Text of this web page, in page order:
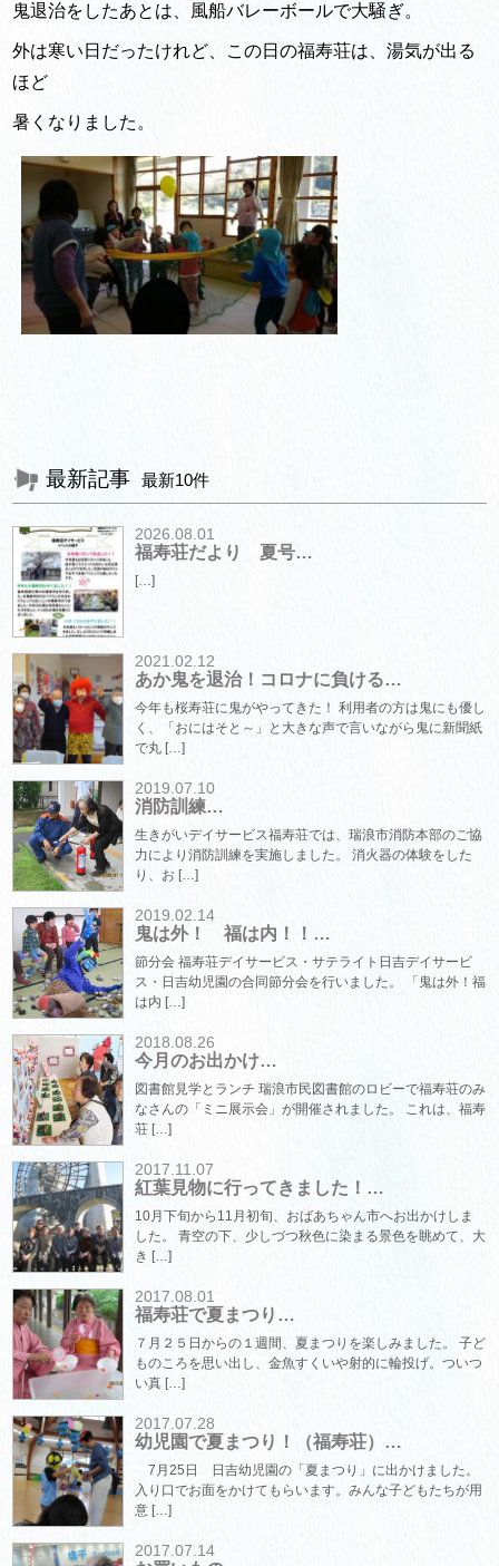
鬼退治をしたあとは、風船バレーボールで大騒ぎ。
外は寒い日だったけれど、この日の福寿荘は、湯気が出る
ほど
暑くなりました。
最新記事 最新10件
2026.08.01
福寿荘だより 夏号…
[…]
2021.02.12
あか鬼を退治！コロナに負ける…
今年も桜寿荘に鬼がやってきた！ 利用者の方は鬼にも優し
く、「おにはそと～」と大きな声で言いながら鬼に新聞紙
で丸 […]
2019.07.10
消防訓練…
生きがいデイサービス福寿荘では、瑞浪市消防本部のご協
力により消防訓練を実施しました。 消火器の体験をした
り、お […]
2019.02.14
鬼は外！ 福は内！！…
節分会 福寿荘デイサービス・サテライト日吉デイサービ
ス・日吉幼児園の合同節分会を行いました。 「鬼は外！福
は内 […]
2018.08.26
今月のお出かけ…
図書館見学とランチ 瑞浪市民図書館のロビーで福寿荘のみ
なさんの「ミニ展示会」が開催されました。 これは、福寿
荘 […]
2017.11.07
紅葉見物に行ってきました！…
10月下旬から11月初旬、おばあちゃん市へお出かけしま
した。 青空の下、少しづつ秋色に染まる景色を眺めて、大
き […]
2017.08.01
福寿荘で夏まつり…
７月２５日からの１週間、夏まつりを楽しみました。 子ど
ものころを思い出し、金魚すくいや射的に輪投げ。ついつ
い真 […]
2017.07.28
幼児園で夏まつり！（福寿荘）…
7月25日 日吉幼児園の「夏まつり」に出かけました。
入り口でお面をかけてもらいます。みんな子どもたちが用
意 […]
2017.07.14